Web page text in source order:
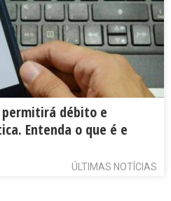
permitirá débito e
Entenda o que é e
ÚLTIMAS NOTÍCIAS